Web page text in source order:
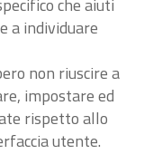
che aiuti
a individuare
non riuscire a
impostare ed
rispetto allo
utente.